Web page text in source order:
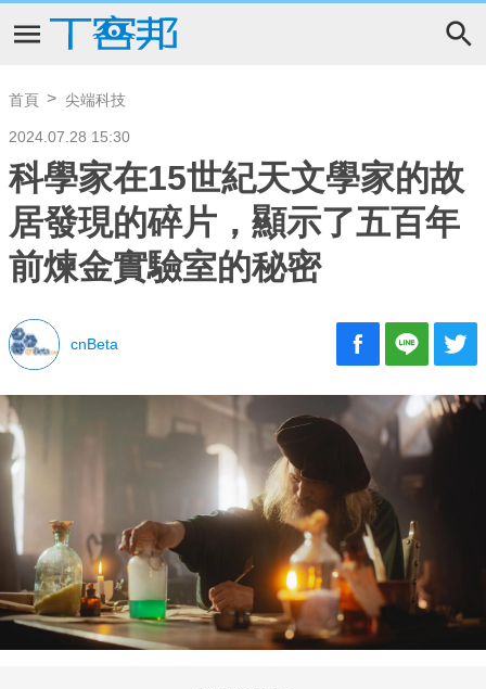
首頁 尖端科技
2024.07.28 15:30
科學家在15世紀天文學家的故
居發現的碎片，顯示了五百年
前煉金實驗室的秘密
cnBeta